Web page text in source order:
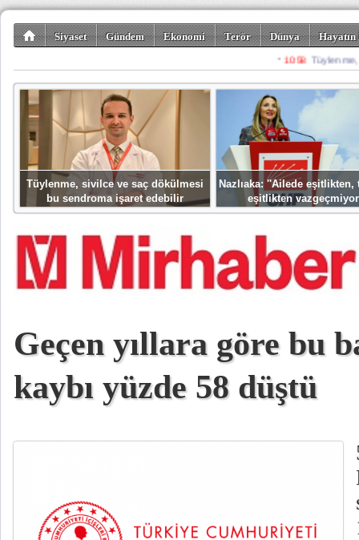
Siyaset Gündem Ekonomi Terör Dünya
Spor Misafir
Tüylenme, sivilce ve saç dökülmesi
bu sendroma işaret edebilir
Nazlıaka: ''Ailede eşitlikten,
eşitlikten
Geçen yıllara göre bu
kaybı yüzde 58 düştü